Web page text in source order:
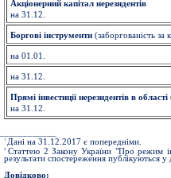
Акціонерний капітал нерезидентів
на 31.12.
Боргові інструменти (заборгованість
на 01.01.
на 31.12.
Прямі інвестиції нерезидентів в
на 31.12.
1 Дані на 31.12.2017 є попередніми.
2 Статтею 2 Закону України "Про режим
результати спостереження публікуються
Довідково: